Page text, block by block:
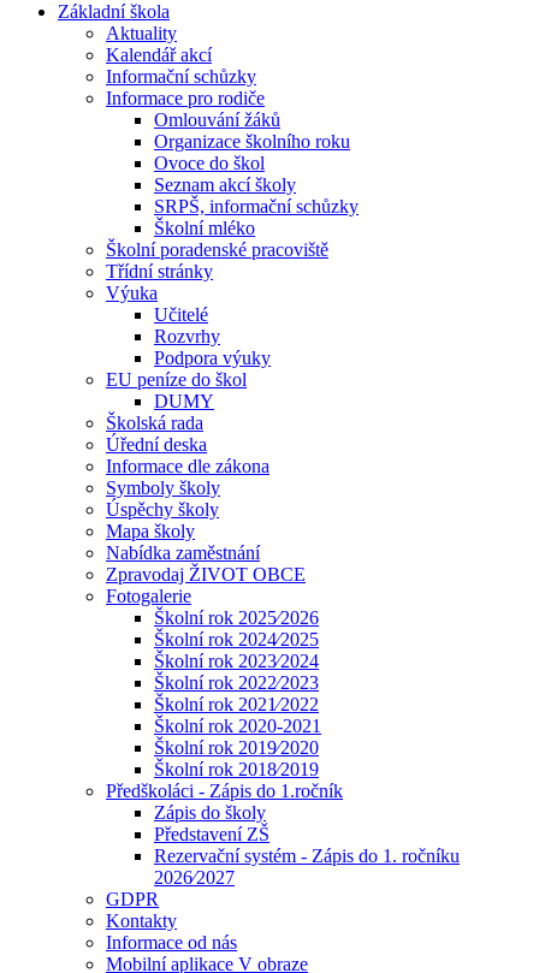
Základní škola
Aktuality
Kalendář akcí
Informační schůzky
Informace pro rodiče
Omlouvání žáků
Organizace školního roku
Ovoce do škol
Seznam akcí školy
SRPŠ, informační schůzky
Školní mléko
Školní poradenské pracoviště
Třídní stránky
Výuka
Učitelé
Rozvrhy
Podpora výuky
EU peníze do škol
DUMY
Školská rada
Úřední deska
Informace dle zákona
Symboly školy
Úspěchy školy
Mapa školy
Nabídka zaměstnání
Zpravodaj ŽIVOT OBCE
Fotogalerie
Školní rok 2025⁄2026
Školní rok 2024⁄2025
Školní rok 2023⁄2024
Školní rok 2022⁄2023
Školní rok 2021⁄2022
Školní rok 2020-2021
Školní rok 2019⁄2020
Školní rok 2018⁄2019
Předškoláci - Zápis do 1.ročník
Zápis do školy
Představení ZŠ
Rezervační systém - Zápis do 1. ročníku
2026⁄2027
GDPR
Kontakty
Informace od nás
Mobilní aplikace V obraze